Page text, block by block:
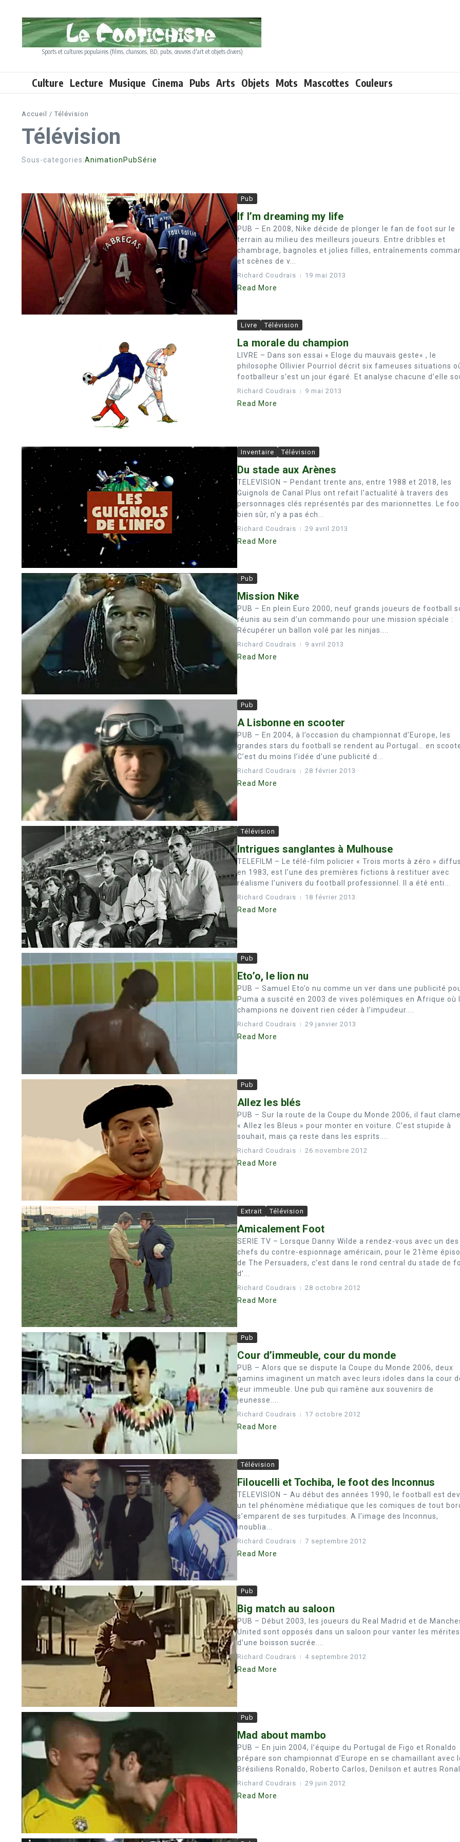
Sports et cultures populaires (films, chansons, BD, pubs, œuvres d'art et objets divers)
Culture Lecture Musique Cinema Pubs Arts Objets Mots Mascottes Couleurs
Accueil / Télévision
Télévision
Sous-categories:Animation PubSérie
Pub
If I’m dreaming my life
PUB – En 2008, Nike décide de plonger le fan de foot sur le
terrain au milieu des meilleurs joueurs. Entre dribbles et
chambrage, bagnoles et jolies filles, entraînements
et scènes de v...
Richard Coudrais 19 mai 2013
Read More
Livre Télévision
La morale du champion
LIVRE – Dans son essai « Eloge du mauvais geste« , le
philosophe Ollivier Pourriol décrit six fameuses situations
footballeur s’est un jour égaré. Et analyse chacune d’elle
Richard Coudrais 9 mai 2013
Read More
Inventaire Télévision
Du stade aux Arènes
TELEVISION – Pendant trente ans, entre 1988 et 2018, les
Guignols de Canal Plus ont refait l’actualité à travers des
personnages clés représentés par des marionnettes. Le
bien sûr, n’y a pas éch...
Richard Coudrais 29 avril 2013
Read More
Pub
Mission Nike
PUB – En plein Euro 2000, neuf grands joueurs de football
réunis au sein d’un commando pour une mission spéciale :
Récupérer un ballon volé par les ninjas....
Richard Coudrais 9 avril 2013
Read More
Pub
A Lisbonne en scooter
PUB – En 2004, à l’occasion du championnat d’Europe, les
grandes stars du football se rendent au Portugal… en
C’est du moins l’idée d’une publicité d...
Richard Coudrais 28 février 2013
Read More
Télévision
Intrigues sanglantes à Mulhouse
TELEFILM – Le télé-film policier « Trois morts à zéro »
en 1983, est l’une des premières fictions à restituer avec
réalisme l’univers du football professionnel. Il a été enti...
Richard Coudrais 18 février 2013
Read More
Pub
Eto’o, le lion nu
PUB – Samuel Eto’o nu comme un ver dans une publicité
Puma a suscité en 2003 de vives polémiques en Afrique où
champions ne doivent rien céder à l’impudeur....
Richard Coudrais 29 janvier 2013
Read More
Pub
Allez les blés
PUB – Sur la route de la Coupe du Monde 2006, il faut
« Allez les Bleus » pour monter en voiture. C’est stupide à
souhait, mais ça reste dans les esprits....
Richard Coudrais 26 novembre 2012
Read More
Extrait Télévision
Amicalement Foot
SERIE TV – Lorsque Danny Wilde a rendez-vous avec un des
chefs du contre-espionnage américain, pour le 21ème
de The Persuaders, c’est dans le rond central du stade de
d’...
Richard Coudrais 28 octobre 2012
Read More
Pub
Cour d’immeuble, cour du monde
PUB – Alors que se dispute la Coupe du Monde 2006, deux
gamins imaginent un match avec leurs idoles dans la cour
leur immeuble. Une pub qui ramène aux souvenirs de
jeunesse....
Richard Coudrais 17 octobre 2012
Read More
Télévision
Filoucelli et Tochiba, le foot des Inconnus
TELEVISION – Au début des années 1990, le football est
un tel phénomène médiatique que les comiques de tout
s’emparent de ses turpitudes. A l’image des Inconnus,
inoublia...
Richard Coudrais 7 septembre 2012
Read More
Pub
Big match au saloon
PUB – Début 2003, les joueurs du Real Madrid et de
United sont opposés dans un saloon pour vanter les mérites
d’une boisson sucrée....
Richard Coudrais 4 septembre 2012
Read More
Pub
Mad about mambo
PUB – En juin 2004, l’équipe du Portugal de Figo et Ronaldo
prépare son championnat d’Europe en se chamaillant avec
Brésiliens Ronaldo, Roberto Carlos, Denilson et autres
Richard Coudrais 29 juin 2012
Read More